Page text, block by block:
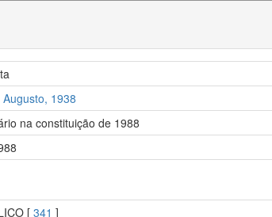
1938
na constituição de 1988
[ 341 ]